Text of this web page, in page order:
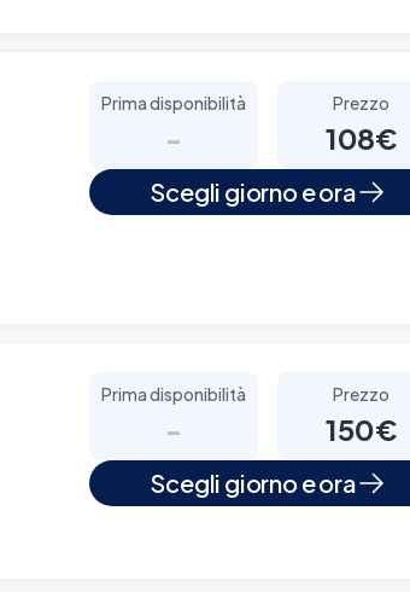
Prima disponibilità
-
Prezzo
108€
Scegli giorno e ora
Prima disponibilità
-
Prezzo
150€
Scegli giorno e ora